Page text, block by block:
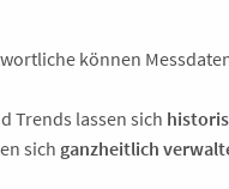
können
Trends lassen sich
sich ganzheitlich